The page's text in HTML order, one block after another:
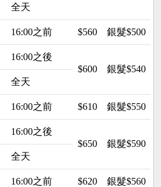
全天
16:00之前 $560 銀髮$500
16:00之後
$600
銀髮$540
全天
16:00之前 $610 銀髮$550
16:00之後
$650
銀髮$590
全天
16:00之前 $620 銀髮$560